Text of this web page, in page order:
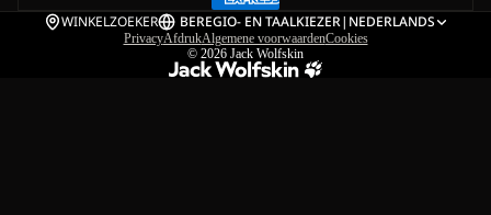
WINKELZOEKER BEREGIO- EN TAALKIEZER| NEDERLANDS
PrivacyAfdrukAlgemene voorwaardenCookies
© 2026 Jack Wolfskin